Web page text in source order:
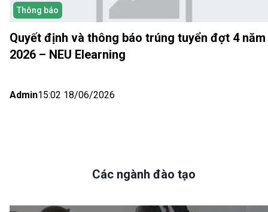
Thông báo
Quyết định và thông báo trúng tuyển đợt 4 năm
2026 – NEU Elearning
Admin15:02 18/06/2026
Các ngành đào tạo